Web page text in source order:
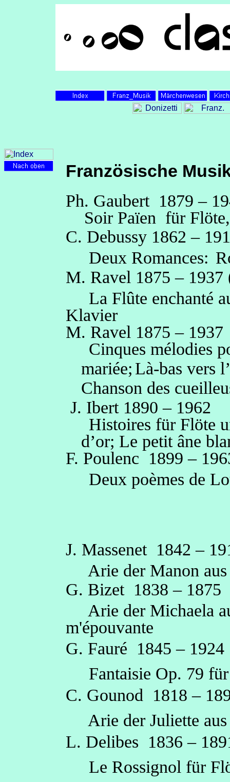
Französische
Ph. Gaubert 1879 –
Soir Païen für
C. Debussy 1862 –
Deux Romances:
M. Ravel 1875 –
La Flûte enchanté
Klavier
M. Ravel 1875 – 1937
Cinques mélodies
mariée; Là-bas vers
Chanson des
J. Ibert 1890 – 1962
Histoires für Flöte
d’or; Le petit âne
F. Poulenc 1899 –
Deux poèmes de
J. Massenet 1842 –
Arie der Manon
G. Bizet 1838 – 1875
Arie der Michaela
m'épouvante
G. Fauré 1845 – 1924
Fantaisie Op. 79 f
C. Gounod
1818 –
Arie der Juliette
L. Delibes 1836 –
Le Rossignol für